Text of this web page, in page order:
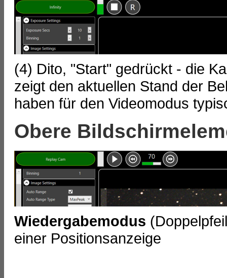
(4) Dito, "Start" gedrückt - die
zeigt den aktuellen Stand der
haben für den Videomodus
Obere
Wiedergabemodus
einer Positionsanzeige